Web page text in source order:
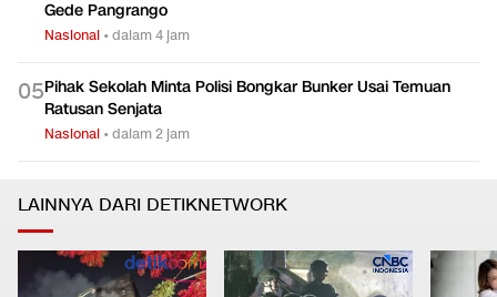
Gede Pangrango
Nasional •dalam 4 jam
05Pihak Sekolah Minta Polisi Bongkar Bunker Usai Temuan
Ratusan Senjata
Nasional •dalam 2 jam
LAINNYA DARI DETIKNETWORK